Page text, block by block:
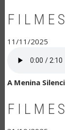
11/11/2025
A Menina